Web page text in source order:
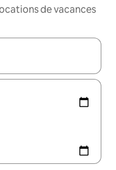
de vacances
les en utilisant